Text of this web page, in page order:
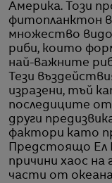
Америка. Този
фитопланктон в
множество
риби, които
най-важните
Тези
изразени, тъй
последиците
други
фактори като
Предстоящо Ел
причини хаос
части от